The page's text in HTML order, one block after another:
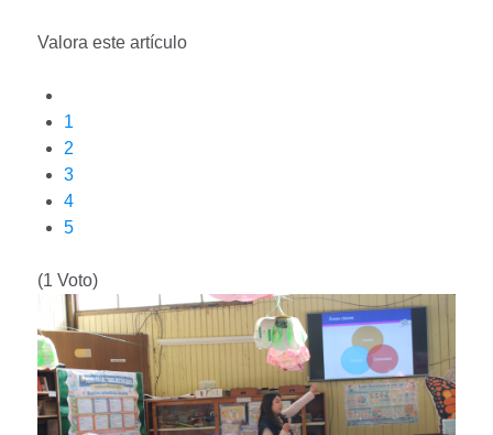
Valora este artículo
1
2
3
4
5
(1 Voto)